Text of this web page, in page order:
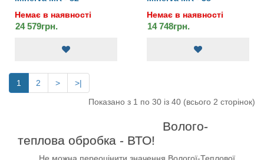
Немає в наявності
24 579грн.
Немає в наявності
14 748грн.
1 2 >
>|
Показано з 1 по 30 із 40 (всього 2 сторінок)
Волого-
теплова обробка - ВТО!